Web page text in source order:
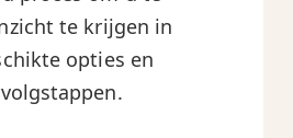
te krijgen in
opties en